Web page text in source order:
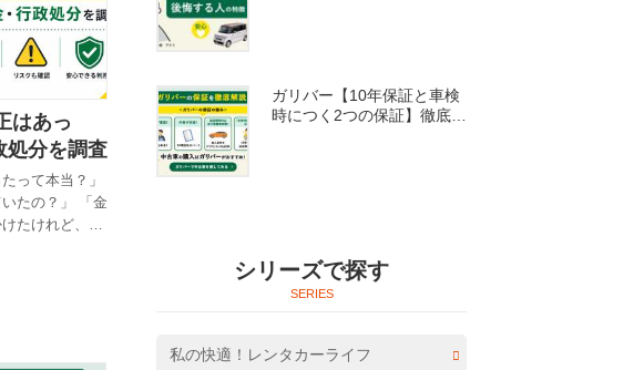
はあっ
処分を調査
って本当？」
たの？」 「金
たけれど、今
ちは。中古車
私自身、家族
なく、販売店
ガリバー【10年保証と車検
時につく2つの保証】徹底解
シリーズで探す
私の快適！レンタカーライフ